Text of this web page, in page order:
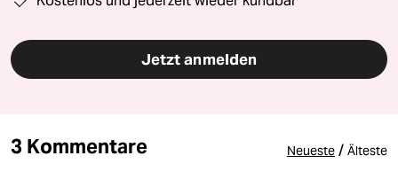
Jetzt anmelden
3 Kommentare Neueste / Älteste